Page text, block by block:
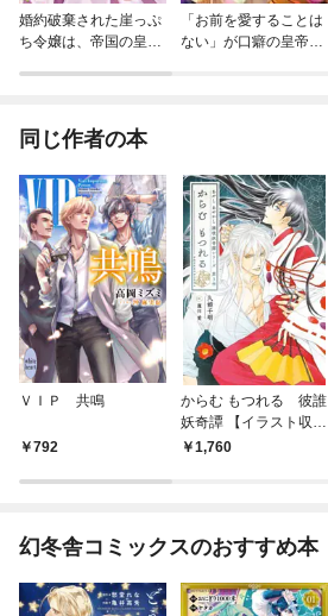
婚約破棄された崖っぷ
ち令嬢は、帝国の皇弟
「お前を愛することは
ない」が口癖の皇帝陛
同じ作者の本
ＶＩＰ 共鳴
792
からむ もつれる 彼誰
妖奇譚 【イラスト収
録】1,760
幻冬舎コミックスのおすすめ本